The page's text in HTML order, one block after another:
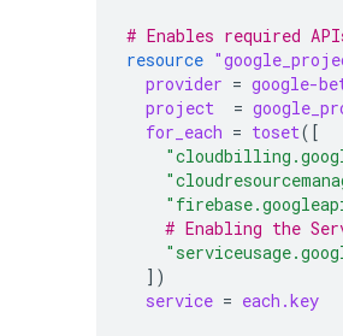
# Enables required
resource
provider = google-
project
=
for_each = toset([
# Enabling the
])
service = each.key